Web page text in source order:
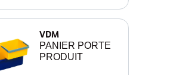
VDM
PANIER PORTE
PRODUIT